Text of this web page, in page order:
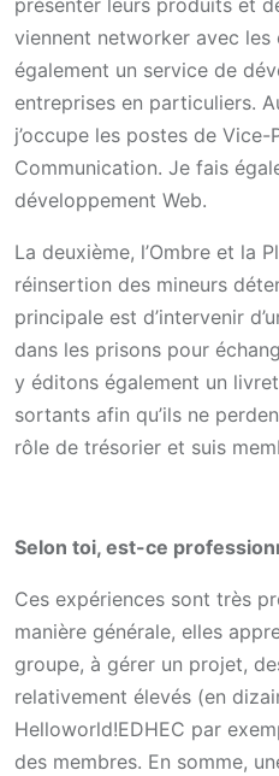
viennent networker avec les
également un service de
entreprises en particuliers.
j’occupe les postes de
Communication. Je fais
développement Web.
La deuxième, l’Ombre et la
réinsertion des mineurs
principale est d’intervenir
dans les prisons pour
y éditons également un
sortants afin qu’ils ne
rôle de trésorier et suis
Selon toi, est-ce
Ces expériences sont très
manière générale, elles
groupe, à gérer un projet,
relativement élevés (en
Helloworld!EDHEC par
des membres. En somme,